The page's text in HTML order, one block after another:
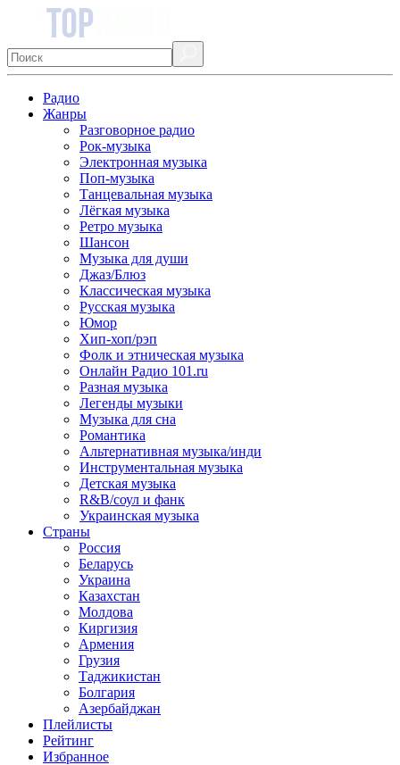
Радио
Жанры
Разговорное радио
Рок-музыка
Электронная музыка
Поп-музыка
Танцевальная музыка
Лёгкая музыка
Ретро музыка
Шансон
Музыка для души
Джаз/Блюз
Классическая музыка
Русская музыка
Юмор
Хип-хоп/рэп
Фолк и этническая музыка
Онлайн Радио 101.ru
Разная музыка
Легенды музыки
Музыка для сна
Романтика
Альтернативная музыка/инди
Инструментальная музыка
Детская музыка
R&B/cоул и фанк
Украинская музыка
Страны
Россия
Беларусь
Украина
Казахстан
Молдова
Киргизия
Армения
Грузия
Таджикистан
Болгария
Азербайджан
Плейлисты
Рейтинг
Избранное